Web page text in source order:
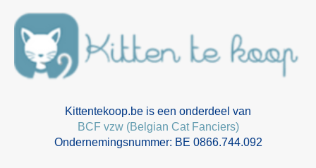
Kittentekoop.be is een onderdeel van
BCF vzw (Belgian Cat Fanciers)
Ondernemingsnummer: BE 0866.744.092